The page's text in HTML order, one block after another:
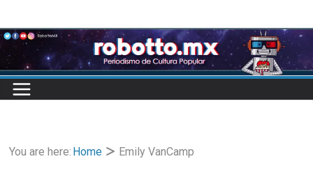
to
content
You are here: Home Emily VanCamp